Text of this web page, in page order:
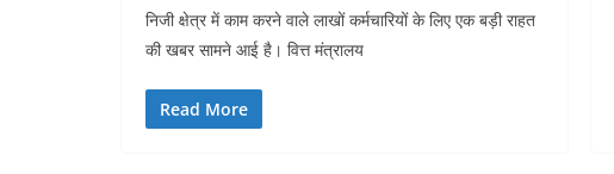
निजी क्षेत्र में काम करने वाले लाखों कर्मचारियों के लिए एक बड़ी राहत
की खबर सामने आई है। वित्त मंत्रालय
Read More